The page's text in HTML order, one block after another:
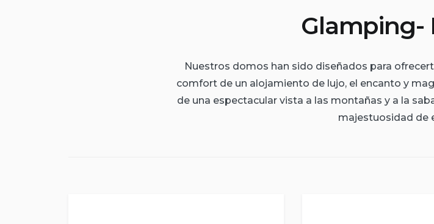
Glamping-
Nuestros domos han sido diseñados para
comfort de un alojamiento de lujo, el encanto y
de una espectacular vista a las montañas y a la
majestuosidad de